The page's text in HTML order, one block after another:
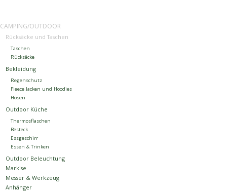
Dachzelt Mieten
CAMPING/OUTDOOR
Rücksäcke und Taschen
Taschen
Rücksäcke
Bekleidung
Regenschutz
Fleece Jacken und Hoodies
Hosen
Outdoor Küche
Thermosflaschen
Besteck
Essgeschirr
Essen & Trinken
Outdoor Beleuchtung
Markise
Messer & Werkzeug
Anhänger